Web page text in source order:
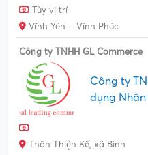
Tùy vị trí
Vĩnh Yên – Vĩnh Phúc
Công ty TNHH GL Commerce
Công ty
dụng
Thôn Thiện Kế, xã Bình